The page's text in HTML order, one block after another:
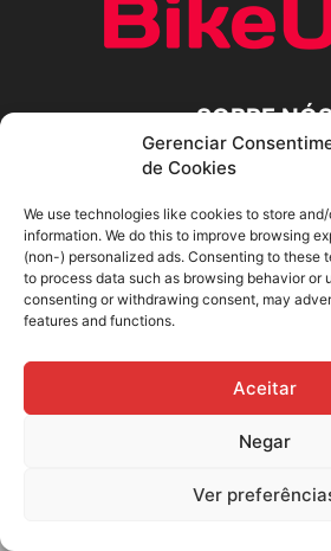
Gerenciar
de Cookies
We use technologies like cookies to store
information. We do this to improve browsing
(non-) personalized ads. Consenting to these
to process data such as browsing behavior or
consenting or withdrawing consent, may
features and functions.
Aceitar
Negar
Ver
SOBRE